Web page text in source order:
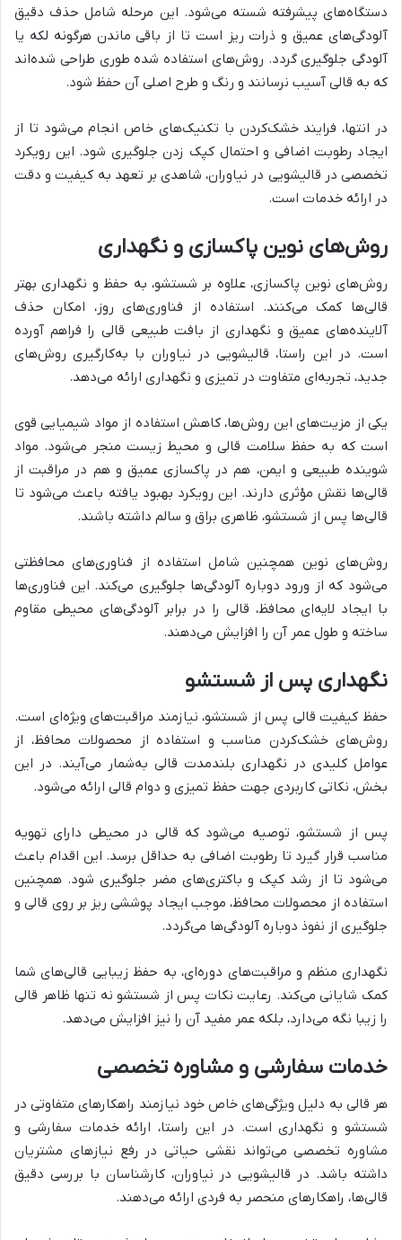
دستگاه‌های پیشرفته شسته می‌شود. این مرحله شامل حذف دقیق
آلودگی‌های عمیق و ذرات ریز است تا از باقی ماندن هرگونه لکه یا
آلودگی جلوگیری گردد. روش‌های استفاده شده طوری طراحی شده‌اند
که به قالی آسیب نرسانند و رنگ و طرح اصلی آن حفظ شود.
در انتها، فرایند خشک‌کردن با تکنیک‌های خاص انجام می‌شود تا از
ایجاد رطوبت اضافی و احتمال کپک زدن جلوگیری شود. این رویکرد
تخصصی در قالیشویی در نیاوران، شاهدی بر تعهد به کیفیت و دقت
در ارائه خدمات است.
روش‌های نوین پاکسازی و نگهداری
روش‌های نوین پاکسازی، علاوه بر شستشو، به حفظ و نگهداری بهتر
قالی‌ها کمک می‌کنند. استفاده از فناوری‌های روز، امکان حذف
آلاینده‌های عمیق و نگهداری از بافت طبیعی قالی را فراهم آورده
است. در این راستا، قالیشویی در نیاوران با به‌کارگیری روش‌های
جدید، تجربه‌ای متفاوت در تمیزی و نگهداری ارائه می‌دهد.
یکی از مزیت‌های این روش‌ها، کاهش استفاده از مواد شیمیایی قوی
است که به حفظ سلامت قالی و محیط زیست منجر می‌شود. مواد
شوینده طبیعی و ایمن، هم در پاکسازی عمیق و هم در مراقبت از
قالی‌ها نقش مؤثری دارند. این رویکرد بهبود یافته باعث می‌شود تا
قالی‌ها پس از شستشو، ظاهری براق و سالم داشته باشند.
روش‌های نوین همچنین شامل استفاده از فناوری‌های محافظتی
می‌شود که از ورود دوباره آلودگی‌ها جلوگیری می‌کند. این فناوری‌ها
با ایجاد لایه‌ای محافظ، قالی را در برابر آلودگی‌های محیطی مقاوم
ساخته و طول عمر آن را افزایش می‌دهند.
نگهداری پس از شستشو
حفظ کیفیت قالی پس از شستشو، نیازمند مراقبت‌های ویژه‌ای است.
روش‌های خشک‌کردن مناسب و استفاده از محصولات محافظ، از
عوامل کلیدی در نگهداری بلندمدت قالی به‌شمار می‌آیند. در این
بخش، نکاتی کاربردی جهت حفظ تمیزی و دوام قالی ارائه می‌شود.
پس از شستشو، توصیه می‌شود که قالی در محیطی دارای تهویه
مناسب قرار گیرد تا رطوبت اضافی به حداقل برسد. این اقدام باعث
می‌شود تا از رشد کپک و باکتری‌های مضر جلوگیری شود. همچنین
استفاده از محصولات محافظ، موجب ایجاد پوششی ریز بر روی قالی و
جلوگیری از نفوذ دوباره آلودگی‌ها می‌گردد.
نگهداری منظم و مراقبت‌های دوره‌ای، به حفظ زیبایی قالی‌های شما
کمک شایانی می‌کند. رعایت نکات پس از شستشو نه تنها ظاهر قالی
را زیبا نگه می‌دارد، بلکه عمر مفید آن را نیز افزایش می‌دهد.
خدمات سفارشی و مشاوره تخصصی
هر قالی به دلیل ویژگی‌های خاص خود نیازمند راهکارهای متفاوتی در
شستشو و نگهداری است. در این راستا، ارائه خدمات سفارشی و
مشاوره تخصصی می‌تواند نقشی حیاتی در رفع نیازهای مشتریان
داشته باشد. در قالیشویی در نیاوران، کارشناسان با بررسی دقیق
قالی‌ها، راهکارهای منحصر به فردی ارائه می‌دهند.